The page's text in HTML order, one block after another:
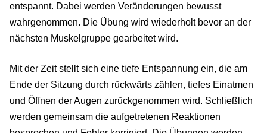
entspannt. Dabei werden Veränderungen bewusst
wahrgenommen. Die Übung wird wiederholt bevor an der
nächsten Muskelgruppe gearbeitet wird.
Mit der Zeit stellt sich eine tiefe Entspannung ein, die am
Ende der Sitzung durch rückwärts zählen, tiefes Einatmen
und Öffnen der Augen zurückgenommen wird. Schließlich
werden gemeinsam die aufgetretenen Reaktionen